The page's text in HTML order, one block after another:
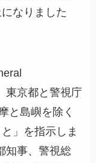
なりました
東京都と警視庁
と島嶼を除く
」を指示しま
知事、警視総